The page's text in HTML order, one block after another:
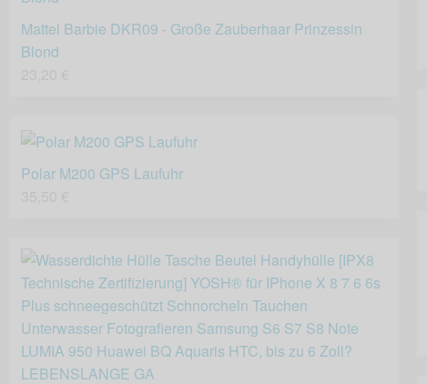
Mattel Barbie DKR09 - Große Zauberhaar Prinzessin
Blond
Polar M200 GPS Laufuhr